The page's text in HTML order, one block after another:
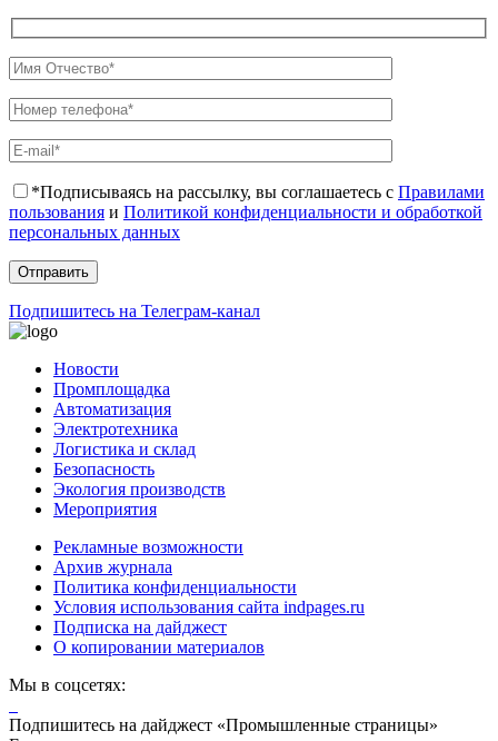
*Подписываясь на рассылку, вы соглашаетесь с Правилами
пользования и Политикой конфиденциальности и обработкой
персональных данных
Подпишитесь на Телеграм-канал
Новости
Промплощадка
Автоматизация
Электротехника
Логистика и склад
Безопасность
Экология производств
Мероприятия
Рекламные возможности
Архив журнала
Политика конфиденциальности
Условия использования сайта indpages.ru
Подписка на дайджест
О копировании материалов
Мы в соцсетях:
Подпишитесь на дайджест «Промышленные страницы»